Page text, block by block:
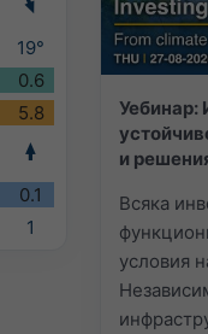
Уебинар:
и
Всяка
условия
19°
0.6
5.8
0.1
1